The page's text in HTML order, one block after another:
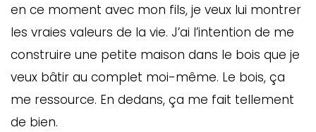
en ce moment avec mon fils, je veux lui montrer
les vraies valeurs de la vie. J’ai l’intention de me
construire une petite maison dans le bois que je
veux bâtir au complet moi-même. Le bois, ça
me ressource. En dedans, ça me fait tellement
de bien.